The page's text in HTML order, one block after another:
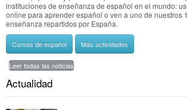
instituciones de enseñanza de español en el mundo:
online para aprender español o ven a uno de nuestros
enseñanza repartidos por España.
Cursos de español Más actividades
Leer todas las noticias
Actualidad